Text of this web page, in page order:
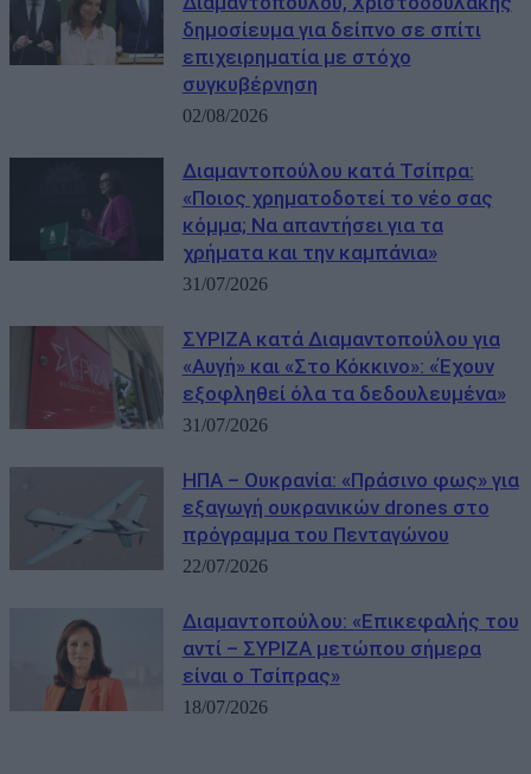
δημοσίευμα για δείπνο σε σπίτι
επιχειρηματία με στόχο
συγκυβέρνηση
02/08/2026
Διαμαντοπούλου κατά Τσίπρα:
«Ποιος χρηματοδοτεί το νέο σας
κόμμα; Να απαντήσει για τα
χρήματα και την καμπάνια»
31/07/2026
ΣΥΡΙΖΑ κατά Διαμαντοπούλου για
«Αυγή» και «Στο Κόκκινο»: «Έχουν
εξοφληθεί όλα τα δεδουλευμένα»
31/07/2026
ΗΠΑ – Ουκρανία: «Πράσινο φως» για
εξαγωγή ουκρανικών drones στο
πρόγραμμα του Πενταγώνου
22/07/2026
Διαμαντοπούλου: «Επικεφαλής του
αντί – ΣΥΡΙΖΑ μετώπου σήμερα
είναι ο Τσίπρας»
18/07/2026